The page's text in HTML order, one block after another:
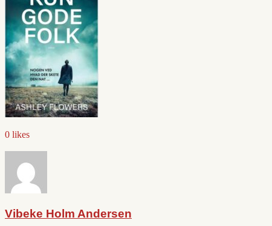
0 likes
Vibeke Holm Andersen